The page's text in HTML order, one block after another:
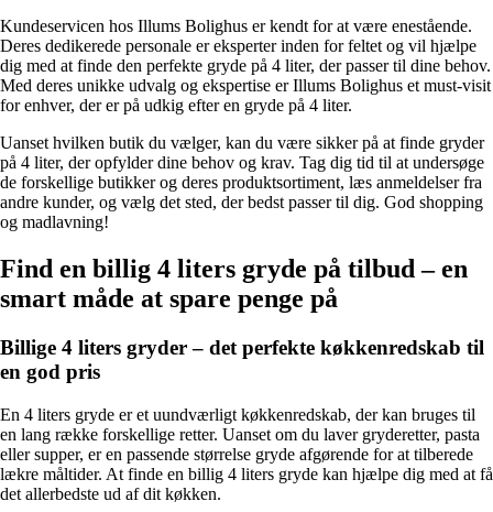
Kundeservicen hos Illums Bolighus er kendt for at være enestående.
Deres dedikerede personale er eksperter inden for feltet og vil hjælpe
dig med at finde den perfekte gryde på 4 liter, der passer til dine behov.
Med deres unikke udvalg og ekspertise er Illums Bolighus et must-visit
for enhver, der er på udkig efter en gryde på 4 liter.
Uanset hvilken butik du vælger, kan du være sikker på at finde gryder
på 4 liter, der opfylder dine behov og krav. Tag dig tid til at undersøge
de forskellige butikker og deres produktsortiment, læs anmeldelser fra
andre kunder, og vælg det sted, der bedst passer til dig. God shopping
og madlavning!
Find en billig 4 liters gryde på tilbud – en
smart måde at spare penge på
Billige 4 liters gryder – det perfekte køkkenredskab til
en god pris
En 4 liters gryde er et uundværligt køkkenredskab, der kan bruges til
en lang række forskellige retter. Uanset om du laver gryderetter, pasta
eller supper, er en passende størrelse gryde afgørende for at tilberede
lækre måltider. At finde en billig 4 liters gryde kan hjælpe dig med at få
det allerbedste ud af dit køkken.